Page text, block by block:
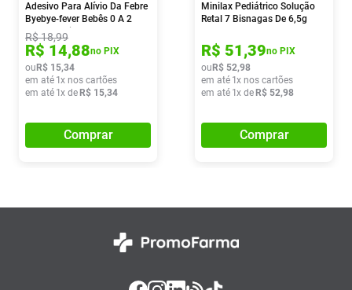
Adesivo Para Alívio Da Febre
Byebye-fever Bebês 0 A 2
Anos 2 Unidades
R$18,99
R$ 14,88no PIX
ou R$ 15,34
em até 1x nos cartões
em até 1x de R$ 15,34
Comprar
Minilax Pediátrico Solução
Retal 7 Bisnagas De 6,5g
R$ 51,39no PIX
ou R$ 52,98
em até 1x nos cartões
em até 1x de R$ 52,98
Comprar